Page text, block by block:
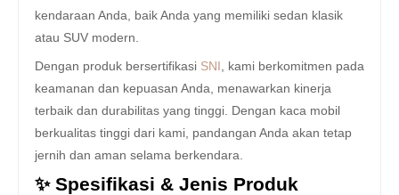
kendaraan Anda, baik Anda yang memiliki sedan klasik
atau SUV modern.
Dengan produk bersertifikasi SNI
, kami berkomitmen pada
keamanan dan kepuasan Anda, menawarkan kinerja
terbaik dan durabilitas yang tinggi. Dengan kaca mobil
berkualitas tinggi dari kami, pandangan Anda akan tetap
jernih dan aman selama berkendara.
✨ Spesifikasi & Jenis Produk